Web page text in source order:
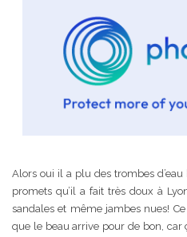
Alors oui il a plu des trombes
promets qu’il a fait très doux à
sandales et même jambes nues!
que le beau arrive pour de bon,